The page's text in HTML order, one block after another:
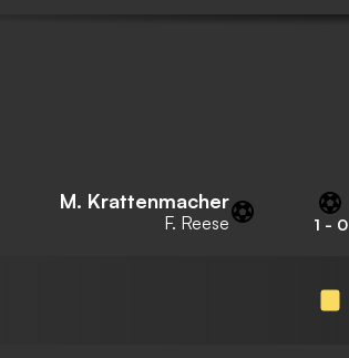
M. Krattenmacher
F. Reese 1 - 0